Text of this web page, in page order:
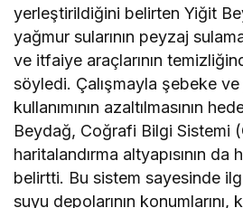
yerleştirildiğini belirten Yiğit
yağmur sularının peyzaj
ve itfaiye araçlarının
söyledi. Çalışmayla şebeke ve
kullanımının azaltılmasının
Beydağ, Coğrafi Bilgi Sistemi
haritalandırma altyapısının
belirtti. Bu sistem sayesinde
suyu depolarının